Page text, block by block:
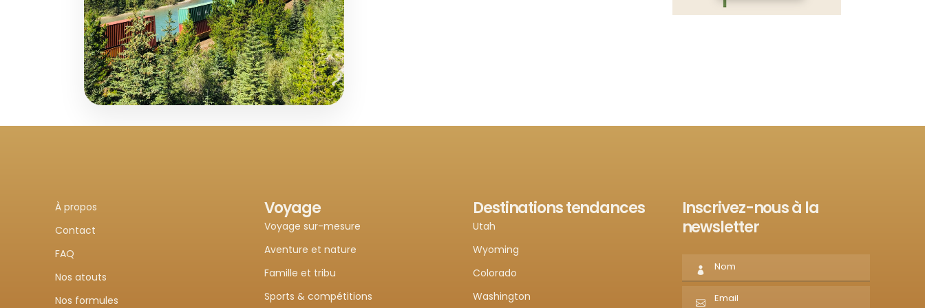
Lacs Turquoise et
Calgary - Drumheller - Banff - Lake Louise - Jasper - Edmonton
À propos
Contact
FAQ
Nos atouts
Nos formules
Voyage
Voyage sur-mesure
Aventure et nature
Famille et tribu
Sports & compétitions
Destinations tendances
Utah
Wyoming
Colorado
Washington
Inscrivez-nous à la
newsletter